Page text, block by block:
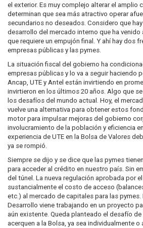
el exterior. Es muy complejo alterar el amplio
determinan que sea más atractivo operar
secundarios no deseados. Considero que
desarrollo del mercado interno que ha venido
que requiere un empujón final. Y ahí hay dos
empresas públicas y las pymes.
La situación fiscal del gobierno ha
empresas públicas y lo va a seguir haciendo
Ancap, UTE y Antel están invirtiendo en
invirtieron en los últimos 20 años. Algo que
los desafíos del mundo actual. Hoy, el
vuelve una alternativa para obtener estos
motor para impulsar mejoras del gobierno
involucramiento de la población y eficiencia
experiencia de UTE en la Bolsa de Valores
ya se rompió.
Siempre se dijo y se dice que las pymes
para acceder al crédito en nuestro país. Sin
del túnel. La nueva regulación aprobada por
sustancialmente el costo de acceso
etc.) al mercado de capitales para las
Desarrollo viene trabajando en un proyecto
aún existente. Queda planteado el desafío
acerquen a la Bolsa, ya sea individualmente